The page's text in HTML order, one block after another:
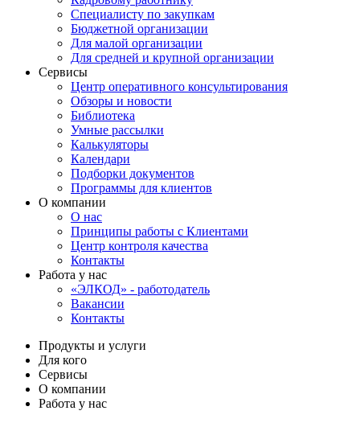
Специалисту по закупкам
Бюджетной организации
Для малой организации
Для средней и крупной организации
Сервисы
Центр оперативного консультирования
Обзоры и новости
Библиотека
Умные рассылки
Калькуляторы
Календари
Подборки документов
Программы для клиентов
О компании
О нас
Принципы работы с Клиентами
Центр контроля качества
Контакты
Работа у нас
«ЭЛКОД» - работодатель
Вакансии
Контакты
Продукты и услуги
Для кого
Сервисы
О компании
Работа у нас